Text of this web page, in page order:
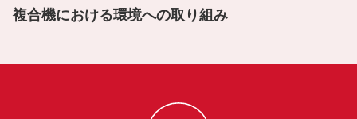
複合機における環境への取り組み